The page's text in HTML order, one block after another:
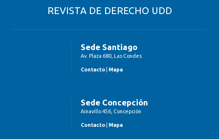
REVISTA DE DERECHO UDD
Sede Santiago
Av. Plaza 680, Las Condes
Contacto Mapa
Sede Concepción
Ainavillo 456, Concepción
Contacto Mapa